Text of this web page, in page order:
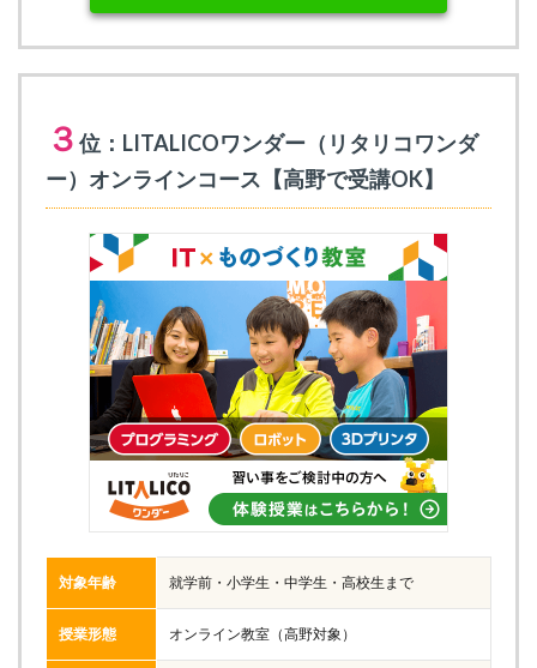
３ 位：LITALICOワンダー（リタリコワンダ
ー）オンラインコース【高野で受講OK】
対象年齢 就学前・小学生・中学生・高校生まで
授業形態 オンライン教室（高野対象）